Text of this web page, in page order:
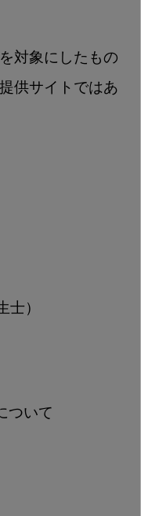
対象にしたもの
供サイトではあ
士）
ついて